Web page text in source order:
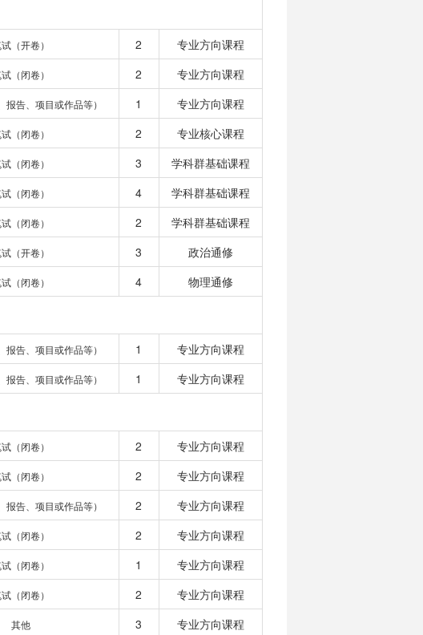
（开卷） 2
专业方向课程
（闭卷） 2
专业方向课程
报告、项目或作品等） 1
专业方向课程
（闭卷） 2
专业核心课程
（闭卷） 3
学科群基础课程
（闭卷） 4
学科群基础课程
（闭卷） 2
学科群基础课程
（开卷） 3
政治通修
（闭卷） 4 物理通修
报告、项目或作品等） 1
专业方向课程
报告、项目或作品等） 1 专业方向课程
（闭卷） 2
专业方向课程
（闭卷） 2
专业方向课程
报告、项目或作品等） 2
专业方向课程
（闭卷） 2
专业方向课程
（闭卷） 1
专业方向课程
（闭卷） 2
专业方向课程
其他 3
专业方向课程